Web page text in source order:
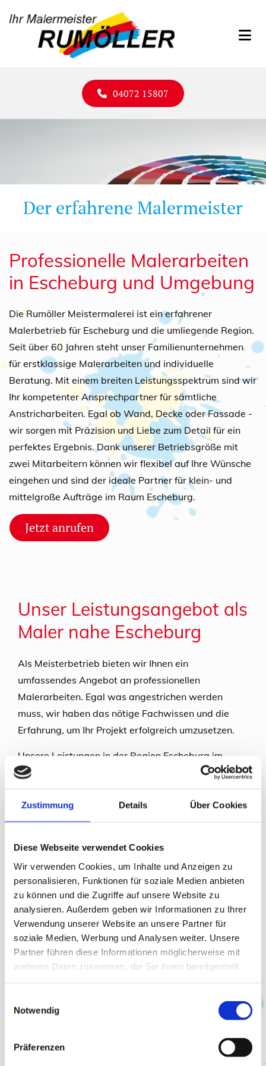
Zustimmung Details Über Cookies
Diese Webseite verwendet Cookies
Wir verwenden Cookies, um Inhalte und Anzeigen zu
personalisieren, Funktionen für soziale Medien anbieten
zu können und die Zugriffe auf unsere Website zu
analysieren. Außerdem geben wir Informationen zu Ihrer
Verwendung unserer Website an unsere Partner für
soziale Medien, Werbung und Analysen weiter. Unsere
Partner führen diese Informationen möglicherweise mit
weiteren Daten zusammen, die Sie ihnen bereitgestellt
Notwendig
Präferenzen
04072 15807
Der erfahrene Malermeister
Professionelle Malerarbeiten
in Escheburg und Umgebung
Die Rumöller Meistermalerei ist ein erfahrener
Malerbetrieb für Escheburg und die umliegende Region.
Seit über 60 Jahren steht unser Familienunternehmen
für erstklassige Malerarbeiten und individuelle
Beratung. Mit einem breiten Leistungsspektrum sind wir
Ihr kompetenter Ansprechpartner für sämtliche
Anstricharbeiten. Egal ob Wand, Decke oder Fassade -
wir sorgen mit Präzision und Liebe zum Detail für ein
perfektes Ergebnis. Dank unserer Betriebsgröße mit
zwei Mitarbeitern können wir flexibel auf Ihre Wünsche
eingehen und sind der ideale Partner für klein- und
mittelgroße Aufträge im Raum Escheburg.
Jetzt anrufen
Unser Leistungsangebot als
Maler nahe Escheburg
Als Meisterbetrieb bieten wir Ihnen ein
umfassendes Angebot an professionellen
Malerarbeiten. Egal was angestrichen werden
muss, wir haben das nötige Fachwissen und die
Erfahrung, um Ihr Projekt erfolgreich umzusetzen.
Unsere Leistungen in der Region Escheburg im
Überblick:
Anstricharbeiten für Innen- und
Fassadenanstriche und -gestaltung
Lackierarbeiten
Tapezierarbeiten
Spachtel- und Malerarbeiten
Farbberatung und Unterstützung bei der
Gestaltung
Einsatz hochwertiger und umweltfreundlicher
Mit Kompetenz, Pünktlichkeit und einer